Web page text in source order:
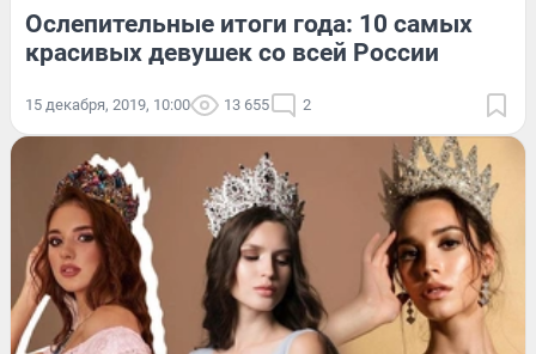
Ослепительные итоги года: 10 самых
красивых девушек со всей России
15 декабря, 2019, 10:00 13 655 2